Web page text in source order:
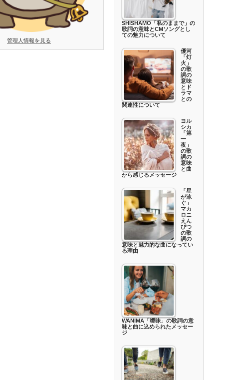
管理人情報を見る
SHISHAMO「私のままで」の
歌詞の意味とCMソングとし
ての魅力について
優河
「灯
火」
の歌
詞の
意味
とド
ラマ
との
関連性について
ヨル
シカ
「第
一
夜」
の歌
詞の
意味
と曲
から感じるメッセージ
「星
が泳
ぐ」
マカ
ロニ
えん
ぴつ
の歌
詞の
意味と魅力的な曲になってい
る理由
WANIMA「曖昧」の歌詞の意
味と曲に込められたメッセー
ジ